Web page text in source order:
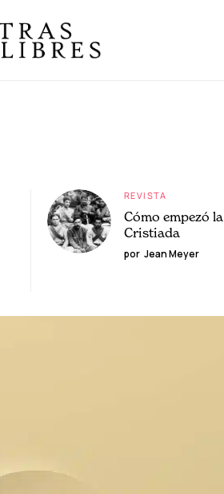
REVISTA
Cómo empezó la
Cristiada
por Jean Meyer